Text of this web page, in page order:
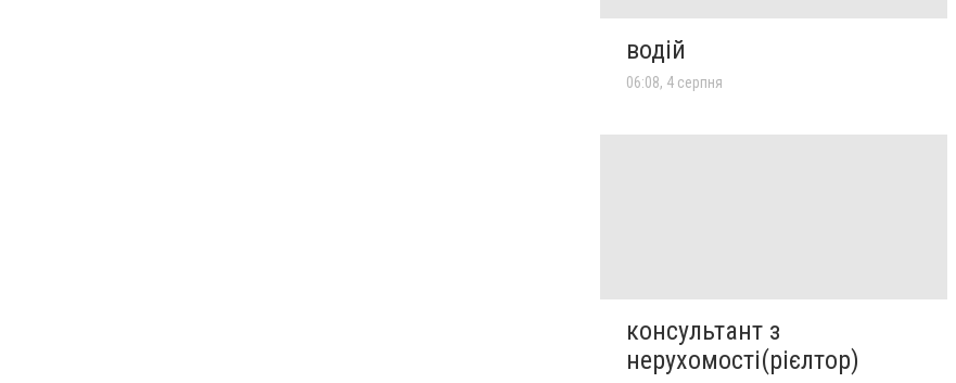
водій
06:08, 4 серпня
консультант з
нерухомості(рієлтор)